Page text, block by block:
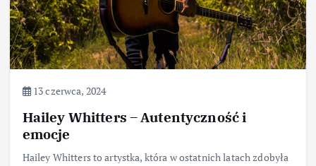
13 czerwca, 2024
Hailey Whitters – Autentyczność i
emocje
Hailey Whitters to artystka, która w ostatnich latach zdobyła